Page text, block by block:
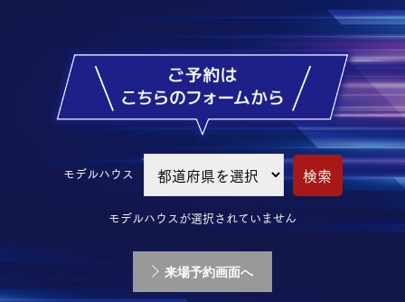
モデルハウス 検索
モデルハウスが選択されていません
来場予約画面へ